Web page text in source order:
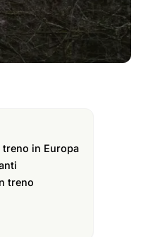
in Europa
treno